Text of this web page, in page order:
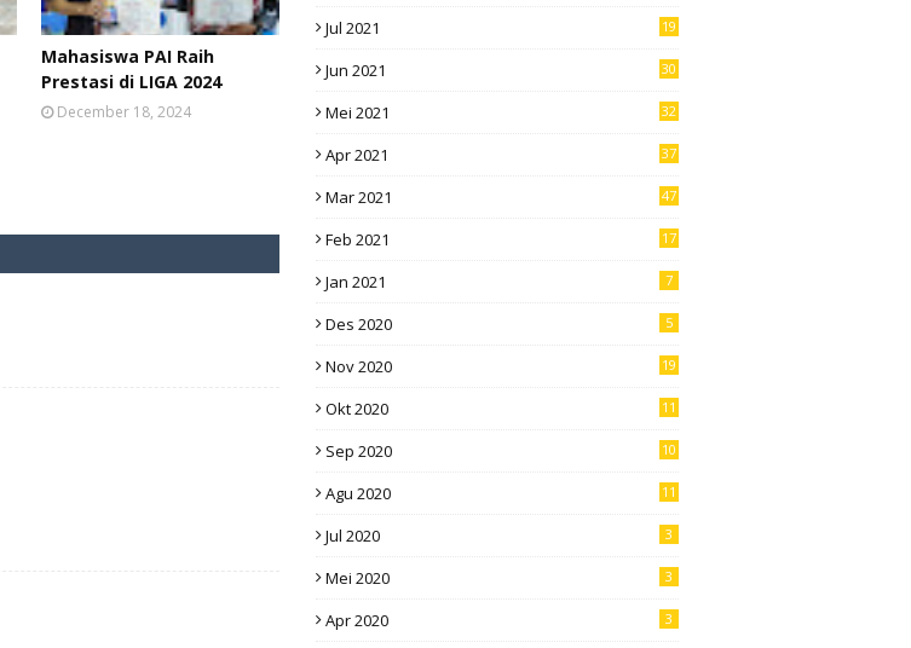
Mahasiswa PAI Raih
Prestasi di LIGA 2024
December 18, 2024
Jul 2021 19
Jun 2021 30
Mei 2021 32
Apr 2021 37
Mar 2021 47
Feb 2021 17
Jan 2021 7
Des 2020 5
Nov 2020 19
Okt 2020 11
Sep 2020 10
Agu 2020 11
Jul 2020 3
Mei 2020 3
Apr 2020 3